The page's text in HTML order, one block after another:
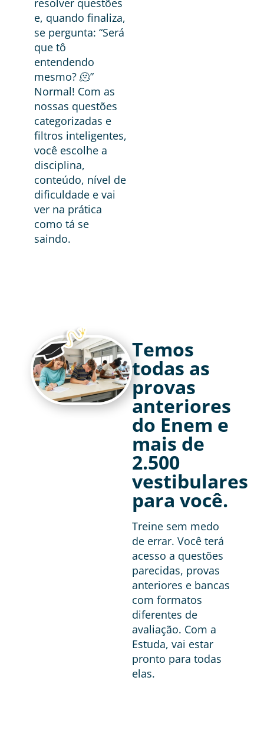
resolver questões
e, quando finaliza,
se pergunta: “Será
que tô
entendendo
mesmo? 🫠”
Normal! Com as
nossas questões
categorizadas e
filtros inteligentes,
você escolhe a
disciplina,
conteúdo, nível de
dificuldade e vai
ver na prática
como tá se
saindo.
Temos
todas as
provas
anteriores
do Enem e
mais de
2.500
vestibulares
para você.
Treine sem medo
de errar. Você terá
acesso a questões
parecidas, provas
anteriores e bancas
com formatos
diferentes de
avaliação. Com a
Estuda, vai estar
pronto para todas
elas.